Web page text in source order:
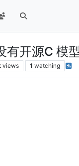
开源C 模
views 1 watching